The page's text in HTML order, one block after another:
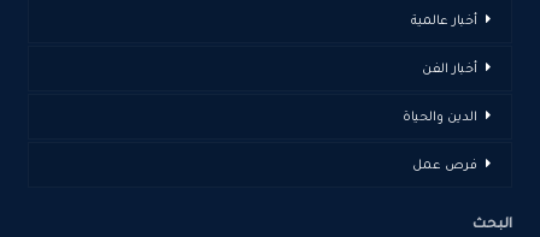
أخبار عالمية
أخبار الفن
الدين والحياة
فرص عمل
البحث